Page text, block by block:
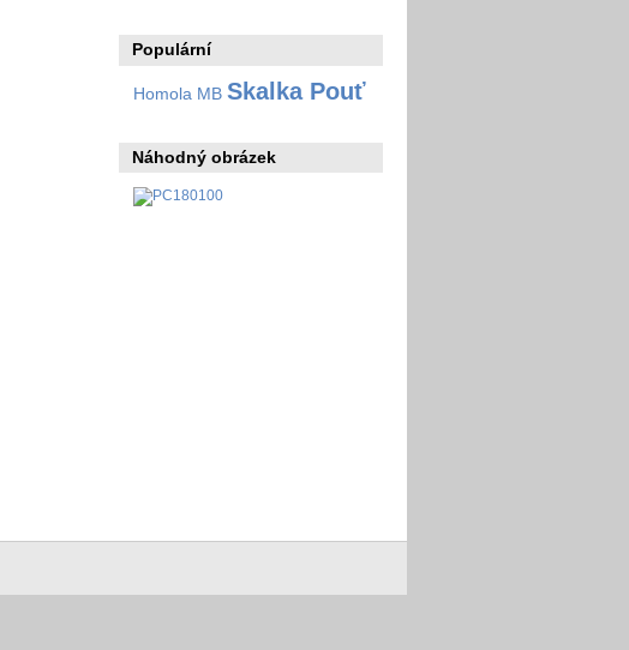
Populární
Homola MB Skalka Pouť
Náhodný obrázek